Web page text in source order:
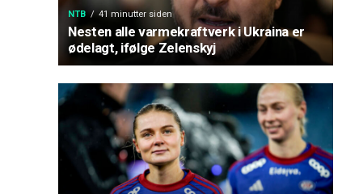
NTB 41 minutter siden
Nesten alle varmekraftverk i Ukraina er
ødelagt, ifølge Zelenskyj